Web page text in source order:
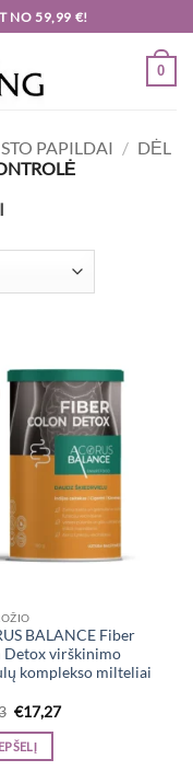
NO 59,99 €!
0
PAPILDAI / DĖL
BALANCE Fiber
Detox virškinimo
komplekso milteliai
Original
price
was:
€23,03.
€17,27Current